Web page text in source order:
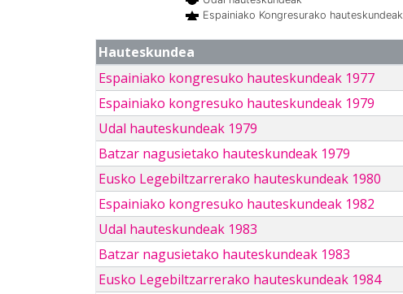
Espainiako Kongresurako hauteskundeak
Hauteskundea
Espainiako kongresuko hauteskundeak 1977
Espainiako kongresuko hauteskundeak 1979
Udal hauteskundeak 1979
Batzar nagusietako hauteskundeak 1979
Eusko Legebiltzarrerako hauteskundeak 1980
Espainiako kongresuko hauteskundeak 1982
Udal hauteskundeak 1983
Batzar nagusietako hauteskundeak 1983
Eusko Legebiltzarrerako hauteskundeak 1984